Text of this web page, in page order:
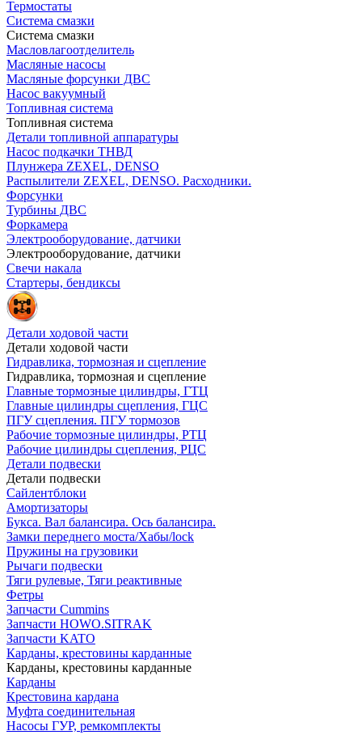
Термостаты
Система смазки
Система смазки
Масловлагоотделитель
Масляные насосы
Масляные форсунки ДВС
Насос вакуумный
Топливная система
Топливная система
Детали топливной аппаратуры
Насос подкачки ТНВД
Плунжера ZEXEL, DENSO
Распылители ZEXEL, DENSO. Расходники.
Форсунки
Турбины ДВС
Форкамера
Электрооборудование, датчики
Электрооборудование, датчики
Свечи накала
Стартеры, бендиксы
Детали ходовой части
Детали ходовой части
Гидравлика, тормозная и сцепление
Гидравлика, тормозная и сцепление
Главные тормозные цилиндры, ГТЦ
Главные цилиндры сцепления, ГЦС
ПГУ сцепления. ПГУ тормозов
Рабочие тормозные цилиндры, РТЦ
Рабочие цилиндры сцепления, РЦС
Детали подвески
Детали подвески
Cайлентблоки
Амортизаторы
Букса. Вал балансира. Ось балансира.
Замки переднего моста/Хабы/lock
Пружины на грузовики
Рычаги подвески
Тяги рулевые, Тяги реактивные
Фетры
Запчасти Cummins
Запчасти HOWO.SITRAK
Запчасти KATO
Карданы, крестовины карданные
Карданы, крестовины карданные
Карданы
Крестовина кардана
Муфта соединительная
Насосы ГУР, ремкомплекты